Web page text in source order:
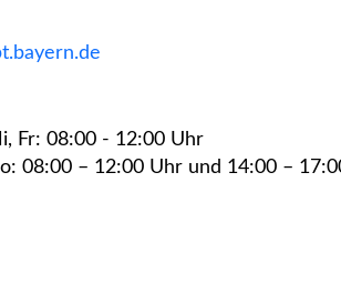
Fr: 08:00 - 12:00 Uhr
08:00 – 12:00 Uhr und 14:00 –